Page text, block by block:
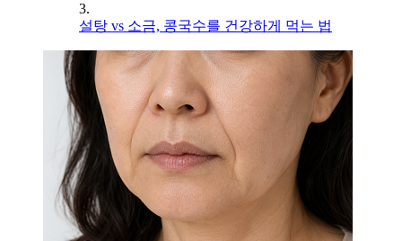
3.
설탕 vs 소금, 콩국수를 건강하게 먹는 법